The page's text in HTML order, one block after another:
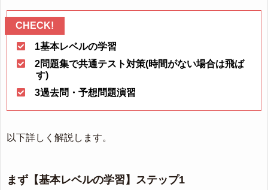
1基本レベルの学習
2問題集で共通テスト対策(時間がない場合は飛ば
す)
3過去問・予想問題演習
以下詳しく解説します。
まず【基本レベルの学習】ステップ1